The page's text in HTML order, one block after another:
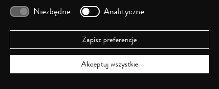
Niezbędne Analityczne
Zapisz preferencje
Akceptuj wszystkie
cyfrowej. Wykłady gościnne w Niemczech (Berlin,
(Wiedeń) oraz wystąpienia na konferencjach w
Deutsches Theater in Thorn. Vom Wander-